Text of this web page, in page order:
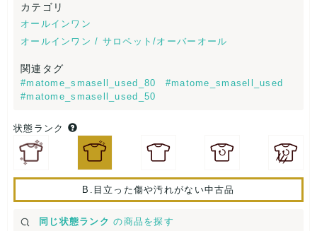
カテゴリ
オールインワン
オールインワン / サロペット/オーバーオール
関連タグ
#matome_smasell_used_80
#matome_smasell_used
#matome_smasell_used_50
状態ランク
B.目立った傷や汚れがない中古品
同じ状態ランク の商品を探す